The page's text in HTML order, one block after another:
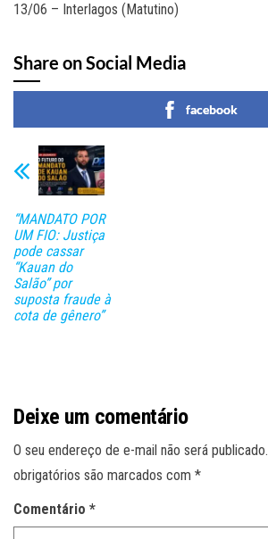
13/06 – Interlagos (Matutino)
Share on Social Media
facebook
“MANDATO POR
UM FIO: Justiça
pode cassar
“Kauan do
Salão” por
suposta fraude à
cota de gênero”
Deixe um comentário
O seu endereço de e-mail não será publicado.
obrigatórios são marcados com *
Comentário *